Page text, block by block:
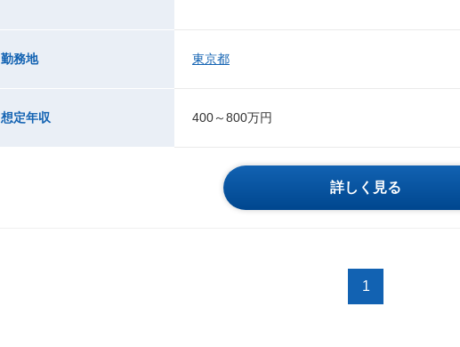
勤務地 東京都
想定年収 400～800万円
詳しく見る
1